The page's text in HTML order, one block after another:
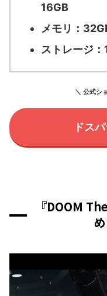
16GB
メモリ：
ストレージ：
＼ 公式シ
ドス
『DOOM